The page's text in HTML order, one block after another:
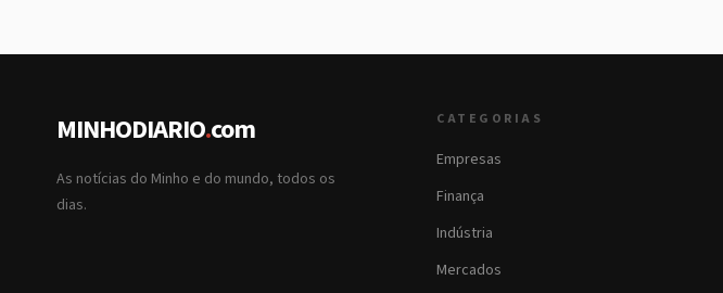
MINHODIARIO.com
As notícias do Minho e do mundo, todos os
dias.
CATEGORIAS
Empresas
Finança
Indústria
Mercados